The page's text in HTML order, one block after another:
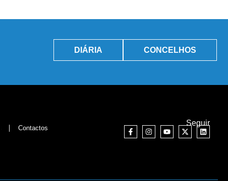
DIÁRIA CONCELHOS
Contactos
Seguir